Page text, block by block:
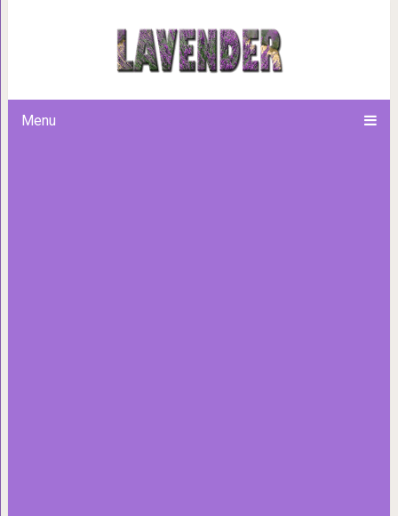
Menu
15 кадров, которые
или собачки